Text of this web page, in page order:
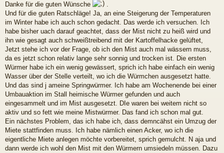
i
t
r
a
g
Danke für die guten Wünsche
.
Und für die guten Ratschläge! Ja, an eine Steigerung der Temperaturen
im Winter habe ich auch schon gedacht. Das werde ich versuchen. Ich
habe bisher uach darauf geachtet, dass der Mist nicht zu heiß wird und
ihn wie gesagt auch schweißtreibend mit der Kartoffelhacke gelüftet,
Jetzt stehe ich vor der Frage, ob ich den Mist auch mal wässern muss,
da es jetzt schon relativ lange sehr sonnig und trocken ist. Die ersten
Würmer habe ich ein wenig gewässert, sprich ich habe einfach ein wenig
Wasser über der Stelle verteilt, wo ich die Würmchen ausgesetzt hatte.
Und das sind j ameine Springwürmer. Ich habe am Wochenende bei einer
Umbauaktion im Stall heimische Würmer gefunden und auch
eingesammelt und im Mist ausgesetzt. DIe waren bei weitem nicht so
aktiv und so fett wie meine Mistwürmer. Das fand ich schon mal gut.
Ein nächstes Problem, das ich habe ich, dass demncähst ein Umzug der
Miete stattfinden muss. Ich habe nämlich einen Acker, wo ich die
eigentliche Miete anlegen möchte vorbereitet, sprich gemulcht. N aja und
dann werde ich wohl den Mist mit den Würmern umsiedeln müssen. Dazu